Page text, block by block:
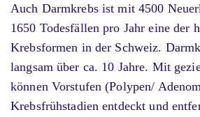
Auch Darmkrebs ist mit 4500
1650 Todesfällen pro Jahr eine der
Krebsformen in der Schweiz.
langsam über ca. 10 Jahre. Mit
können Vorstufen (Polypen/
Krebsfrühstadien entdeckt und